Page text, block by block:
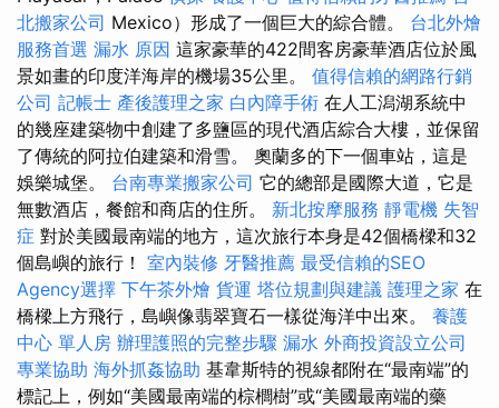
北搬家公司 Mexico）形成了一個巨大的綜合體。 台北外燴
服務首選 漏水 原因 這家豪華的422間客房豪華酒店位於風
景如畫的印度洋海岸的機場35公里。 值得信賴的網路行銷
公司 記帳士 產後護理之家 白內障手術 在人工潟湖系統中
的幾座建築物中創建了多鹽區的現代酒店綜合大樓，並保留
了傳統的阿拉伯建築和滑雪。 奧蘭多的下一個車站，這是
娛樂城堡。 台南專業搬家公司 它的總部是國際大道，它是
無數酒店，餐館和商店的住所。 新北按摩服務 靜電機 失智
症 對於美國最南端的地方，這次旅行本身是42個橋樑和32
個島嶼的旅行！ 室內裝修 牙醫推薦 最受信賴的SEO
Agency選擇 下午茶外燴 貨運 塔位規劃與建議 護理之家 在
橋樑上方飛行，島嶼像翡翠寶石一樣從海洋中出來。 養護
中心 單人房 辦理護照的完整步驟 漏水 外商投資設立公司
專業協助 海外抓姦協助 基韋斯特的視線都附在“最南端”的
標記上，例如“美國最南端的棕櫚樹”或“美國最南端的藥